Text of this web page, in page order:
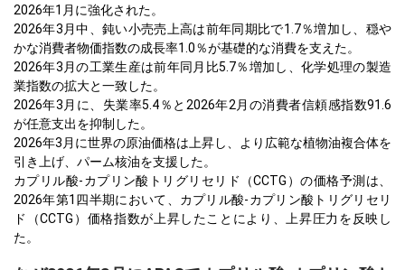
2026年1月に強化された。
2026年3月中、鈍い小売売上高は前年同期比で1.7％増加し、穏や
かな消費者物価指数の成長率1.0％が基礎的な消費を支えた。
2026年3月の工業生産は前年同月比5.7％増加し、化学処理の製造
業指数の拡大と一致した。
2026年3月に、失業率5.4％と2026年2月の消費者信頼感指数91.6
が任意支出を抑制した。
2026年3月に世界の原油価格は上昇し、より広範な植物油複合体を
引き上げ、パーム核油を支援した。
カプリル酸-カプリン酸トリグリセリド（CCTG）の価格予測は、
2026年第1四半期において、カプリル酸-カプリン酸トリグリセリ
ド（CCTG）価格指数が上昇したことにより、上昇圧力を反映し
た。